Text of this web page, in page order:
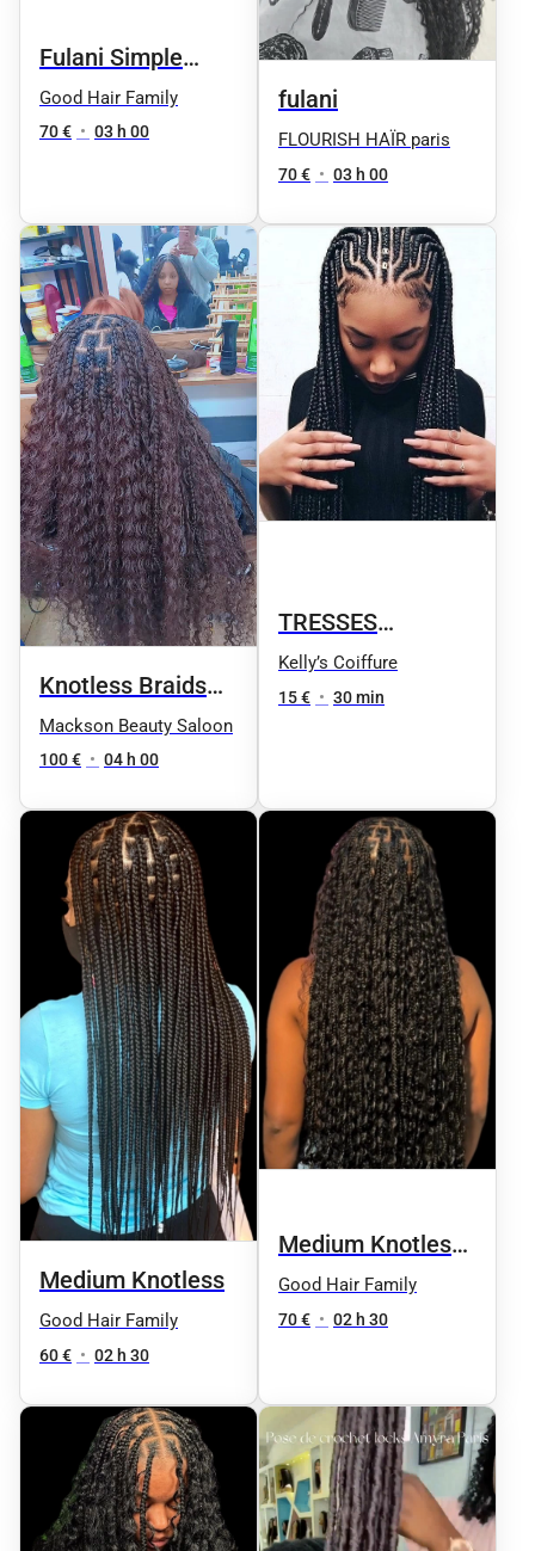
Fulani Simple
Knotless
Good Hair Family
70 € • 03 h 00
fulani
FLOURISH HAÏR paris
70 € • 03 h 00
Knotless Braids
(tresses sans
nœuds)
Mackson Beauty Saloon
100 € • 04 h 00
TRESSES
COLLÉES OU
TWIST DEMIE-
Kelly’s Coiffure
15 € • 30 min
Medium Knotless
Good Hair Family
60 € • 02 h 30
Medium Knotless
Boho
Good Hair Family
70 € • 02 h 30